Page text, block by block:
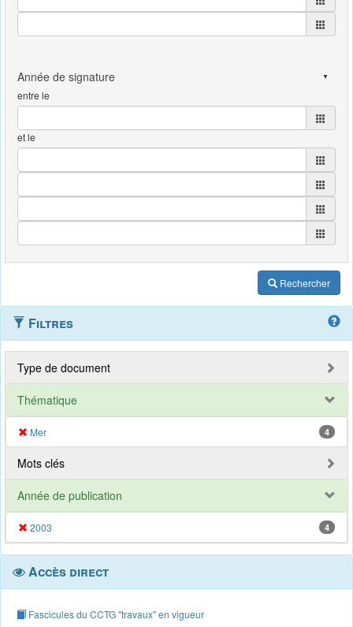
entre le
et le
Rechercher
Filtres
Type de document
Thématique
Mer 4
Mots clés
Année de publication
2003 4
Accès direct
Fascicules du CCTG "travaux" en vigueur